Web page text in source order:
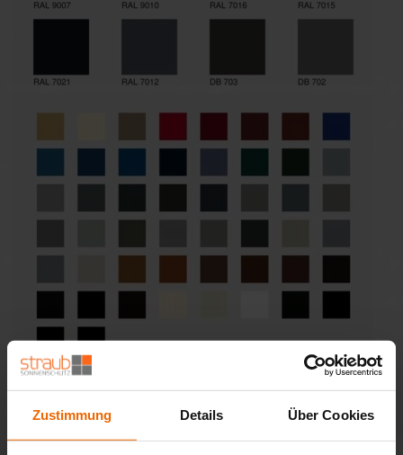
Zustimmung Details Über Cookies